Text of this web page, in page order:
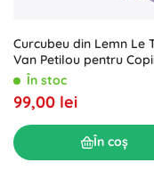
Curcubeu din Lemn Le
Van Petilou pentru
În stoc
99,00 lei
În coș